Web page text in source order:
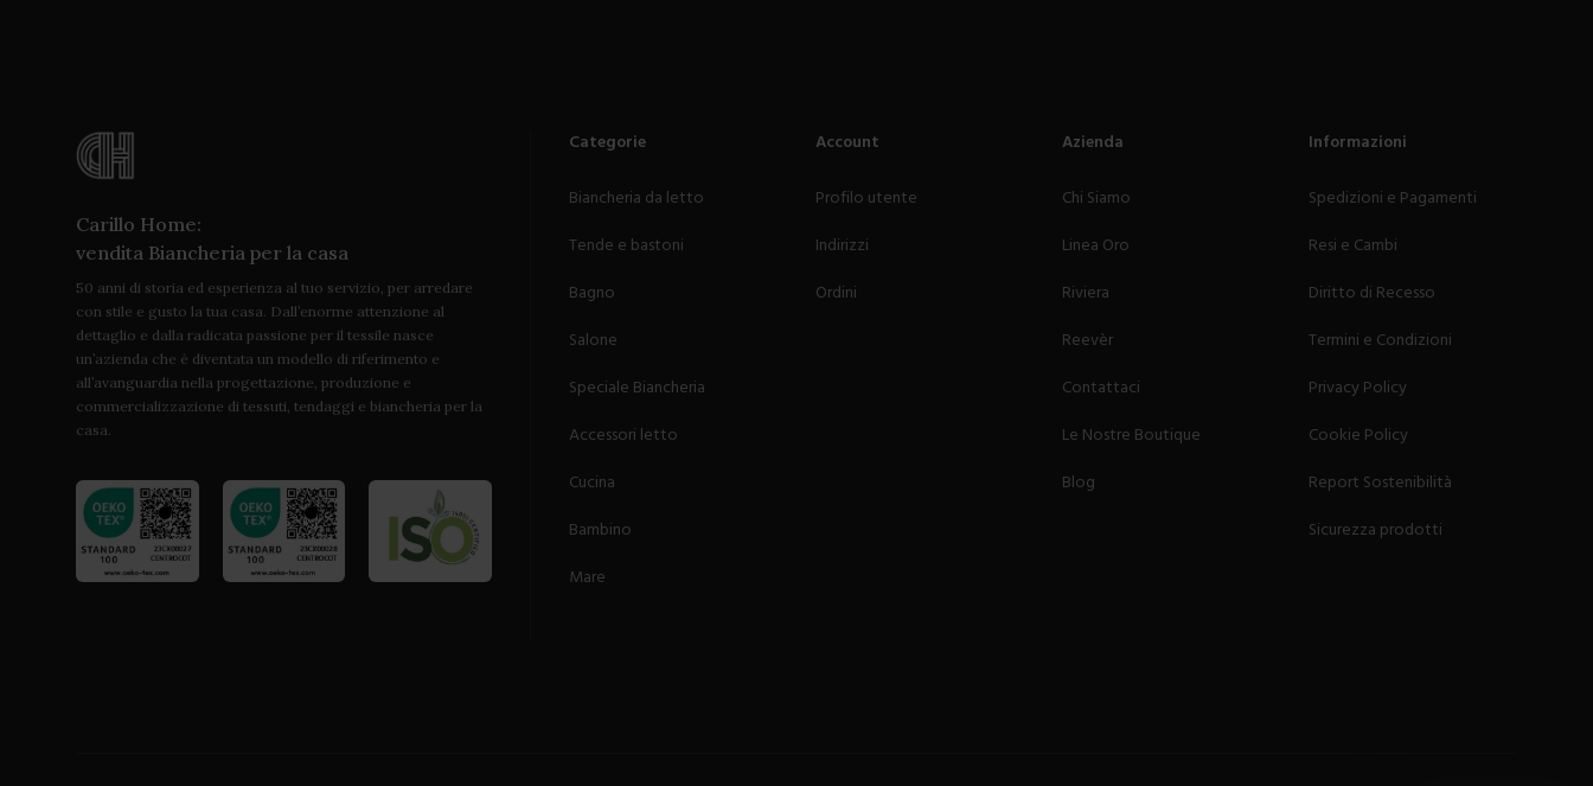
Carillo Home:
vendita Biancheria per la casa
50 anni di storia ed esperienza al tuo servizio, per arredare
con stile e gusto la tua casa. Dall’enorme attenzione al
dettaglio e dalla radicata passione per il tessile nasce
un’azienda che è diventata un modello di riferimento e
all’avanguardia nella progettazione, produzione e
commercializzazione di tessuti, tendaggi e biancheria per la
casa.
Categorie
Biancheria da letto
Tende e bastoni
Bagno
Salone
Speciale Biancheria
Accessori letto
Cucina
Bambino
Mare
Account
Profilo utente
Indirizzi
Ordini
Azienda
Chi Siamo
Linea Oro
Riviera
Reevèr
Contattaci
Le Nostre Boutique
Blog
Informazioni
Spedizioni e Pagamenti
Resi e Cambi
Diritto di Recesso
Termini e Condizioni
Privacy Policy
Cookie Policy
Report Sostenibilità
Sicurezza prodotti